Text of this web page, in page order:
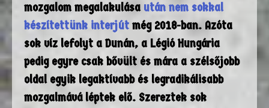
mozgalom megalakulása után nem sokkal
készítettünk interjút még 2018-ban. Azóta
sok víz lefolyt a Dunán, a Légió Hungária
pedig egyre csak bővült és mára a szélsőjobb
oldal egyik legaktívabb és legradikálisabb
mozgalmává léptek elő. Szereztek sok